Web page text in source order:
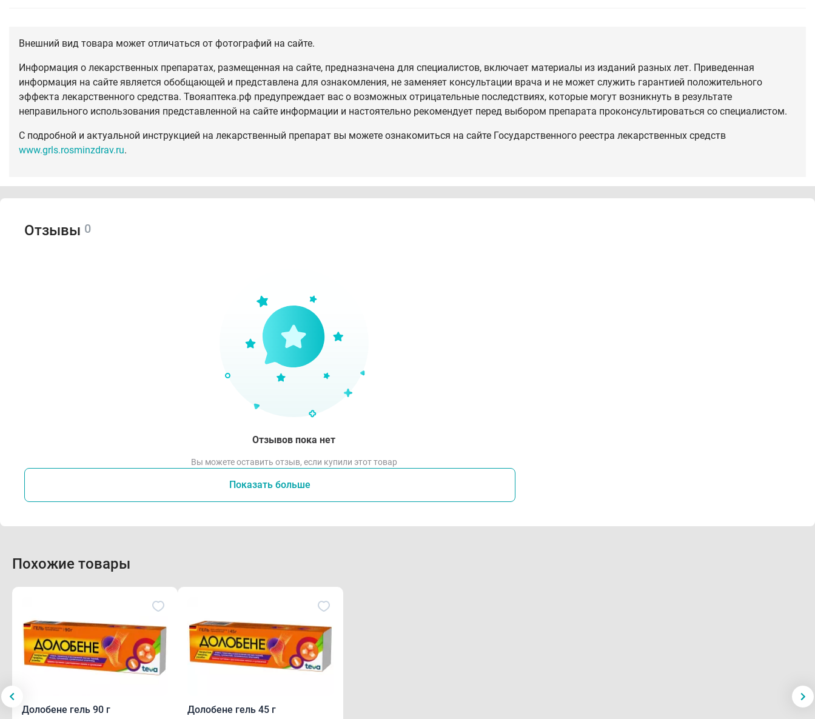
Внешний вид товара может отличаться от фотографий на сайте.
Информация о лекарственных препаратах, размещенная на сайте, предназначена для специалистов, включает материалы из изданий разных лет. Приведенная
информация на сайте является обобщающей и представлена для ознакомления, не заменяет консультации врача и не может служить гарантией положительного
эффекта лекарственного средства. Твояаптека.рф предупреждает вас о возможных отрицательные последствиях, которые могут возникнуть в результате
неправильного использования представленной на сайте информации и настоятельно рекомендует перед выбором препарата проконсультироваться со специалистом.
С подробной и актуальной инструкцией на лекарственный препарат вы можете ознакомиться на сайте Государственного реестра лекарственных средств
www.grls.rosminzdrav.ru.
Отзывы 0
Отзывов пока нет
Вы можете оставить отзыв, если купили этот товар
Показать больше
Похожие товары
Долобене гель 90 г Долобене гель 45 г